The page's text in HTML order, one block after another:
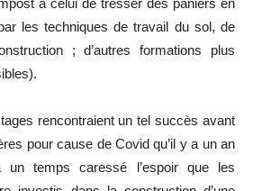
à celui de tresser des paniers en
les techniques de travail du sol, de
; d’autres formations plus
rencontraient un tel succès avant
pour cause de Covid qu’il y a un an
temps caressé l’espoir que les